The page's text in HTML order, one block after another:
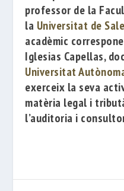
professor de la
la Universitat de
acadèmic
Iglesias Capellas,
Universitat
exerceix la seva
matèria legal i
l’auditoria i